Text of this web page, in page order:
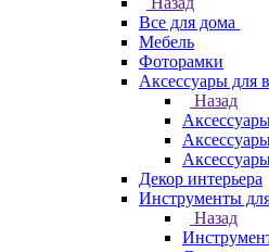
Все для дома
Мебель
Фоторамки
Аксессуары для
Назад
Декор интерьера
Инструменты
Назад